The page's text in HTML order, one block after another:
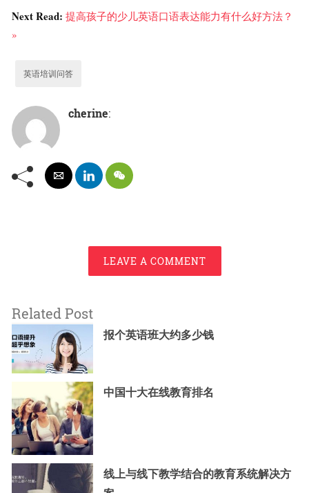
Next Read: 提高孩子的少儿英语口语表达能力有什么好方法？
»
英语培训问答
cherine:
LEAVE A COMMENT
Related Post
报个英语班大约多少钱
中国十大在线教育排名
线上与线下教学结合的教育系统解决方